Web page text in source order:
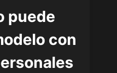
puede
con